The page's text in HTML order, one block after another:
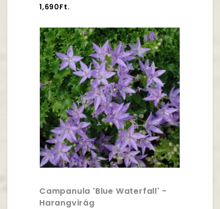
1,690Ft.
Campanula 'Blue Waterfall' -
Harangvirág